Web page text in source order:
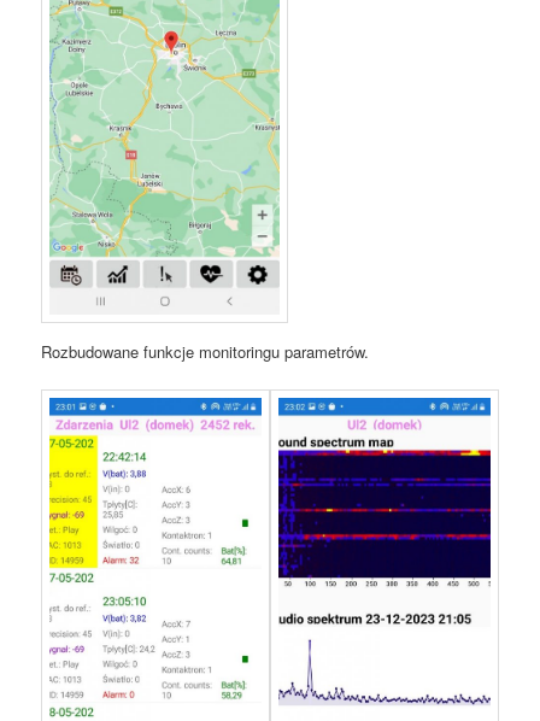
Rozbudowane funkcje monitoringu parametrów.